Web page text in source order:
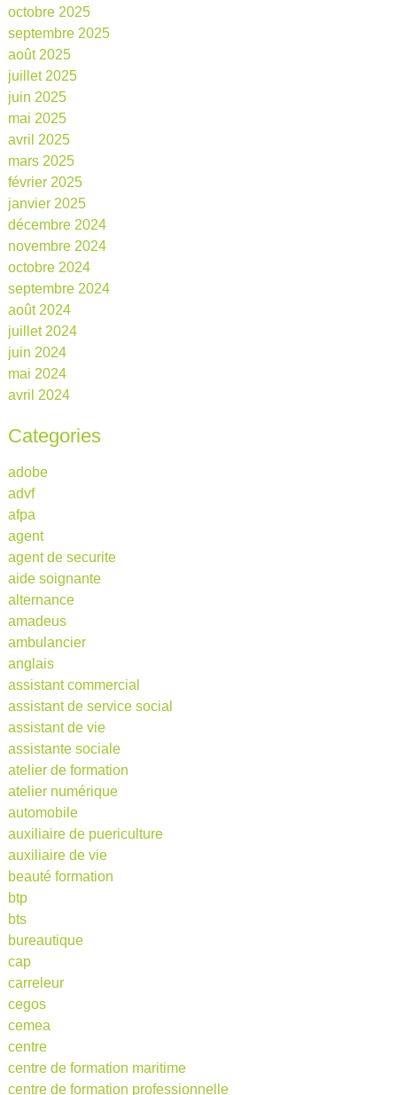
octobre 2025
septembre 2025
août 2025
juillet 2025
juin 2025
mai 2025
avril 2025
mars 2025
février 2025
janvier 2025
décembre 2024
novembre 2024
octobre 2024
septembre 2024
août 2024
juillet 2024
juin 2024
mai 2024
avril 2024
Categories
adobe
advf
afpa
agent
agent de securite
aide soignante
alternance
amadeus
ambulancier
anglais
assistant commercial
assistant de service social
assistant de vie
assistante sociale
atelier de formation
atelier numérique
automobile
auxiliaire de puericulture
auxiliaire de vie
beauté formation
btp
bts
bureautique
cap
carreleur
cegos
cemea
centre
centre de formation maritime
centre de formation professionnelle